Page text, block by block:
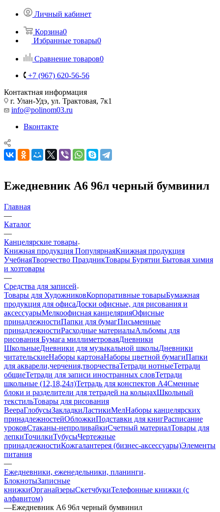
Личный кабинет
Корзина0
Избранные товары0
Сравнение товаров0
+7 (967) 620-56-56
Контактная информация
г. Улан-Удэ, ул. Трактовая, 7к1
info@polinom03.ru
Вконтакте
Ежедневник А6 96л черный бумвинил
Главная
—
Каталог
—
Канцелярские товары
Книжная продукция ПопулярнаяКнижная продукция
УчебнаяТворчество ПраздникТовары Бурятии Бытовая химия
и хозтовары
—
Средства для записей
Товары для ХудожниковКорпоративные товарыБумажная
продукция для офисаДоски офисные, для рисования и
аксессуарыМелкоофисная канцелярияОфисные
принадлежностиПапки для бумагПисьменные
принадлежностиРасходные материалыАльбомы для
рисования Бумага миллиметроваяДневники
ШкольныеДневники для музыкальной школыДневники
читательскиеНаборы картонаНаборы цветной бумагиПапки
для акварели,черчения,творчестваТетради нотныеТетради
общиеТетради для записи иностранных словТетради
школьные (12,18,24л)Тетрадь для конспектов А4Сменные
блоки и разделители для тетрадей на кольцахШкольный
текстильТовары для рисования
ВеераГлобусыЗакладкиЛастикиМелНаборы канцелярских
принадлежностейОбложкиПодставки для книгРасписание
уроковСтаканы-непроливайкиСчетный материалТовары для
лепкиТочилкиТубусыЧертежные
принадлежностиКожгалантерея (бизнес-аксессуары)Элементы
питания
—
Ежедневники, еженедельники, планинги
БлокнотыЗаписные
книжкиОрганайзерыСкетчбукиТелефонные книжки (с
алфавитом)
—Ежедневник А6 96л черный бумвинил